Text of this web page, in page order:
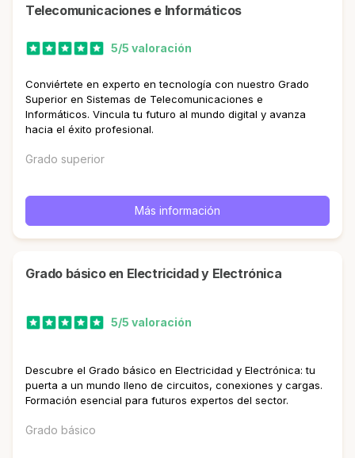
Telecomunicaciones e Informáticos
5/5 valoración
Conviértete en experto en tecnología con nuestro Grado
Superior en Sistemas de Telecomunicaciones e
Informáticos. Vincula tu futuro al mundo digital y avanza
hacia el éxito profesional.
Grado superior
Más información
Grado básico en Electricidad y Electrónica
5/5 valoración
Descubre el Grado básico en Electricidad y Electrónica: tu
puerta a un mundo lleno de circuitos, conexiones y cargas.
Formación esencial para futuros expertos del sector.
Grado básico